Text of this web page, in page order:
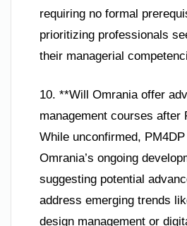
requiring no formal
prioritizing professionals
their managerial
10. **Will Omrania offer
management courses after
While unconfirmed,
Omrania’s ongoing
suggesting potential
address emerging trends
design management or